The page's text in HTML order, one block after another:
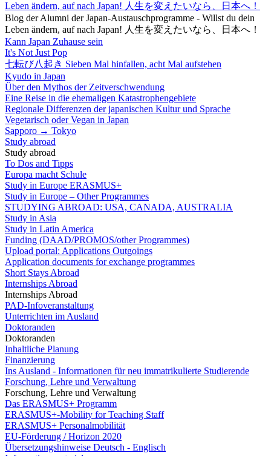
Leben ändern, auf nach Japan! 人生を変えたいなら、日本へ！
Blog der Alumni der Japan-Austauschprogramme - Willst du dein
Leben ändern, auf nach Japan! 人生を変えたいなら、日本へ！
Kann Japan Zuhause sein
It's Not Just Pop
七転び八起き Sieben Mal hinfallen, acht Mal aufstehen
Kyudo in Japan
Über den Mythos der Zeitverschwendung
Eine Reise in die ehemaligen Katastrophengebiete
Regionale Differenzen der japanischen Kultur und Sprache
Vegetarisch oder Vegan in Japan
Sapporo → Tokyo
Study abroad
Study abroad
To Dos and Tipps
Europa macht Schule
Study in Europe ERASMUS+
Study in Europe – Other Programmes
STUDYING ABROAD: USA, CANADA, AUSTRALIA
Study in Asia
Study in Latin America
Funding (DAAD/PROMOS/other Programmes)
Upload portal: Applications Outgoings
Application documents for exchange programmes
Short Stays Abroad
Internships Abroad
Internships Abroad
PAD-Infoveranstaltung
Unterrichten im Ausland
Doktoranden
Doktoranden
Inhaltliche Planung
Finanzierung
Ins Ausland - Informationen für neu immatrikulierte Studierende
Forschung, Lehre und Verwaltung
Forschung, Lehre und Verwaltung
Das ERASMUS+ Programm
ERASMUS+-Mobility for Teaching Staff
ERASMUS+ Personalmobilität
EU-Förderung / Horizon 2020
Übersetzungshinweise Deutsch - Englisch